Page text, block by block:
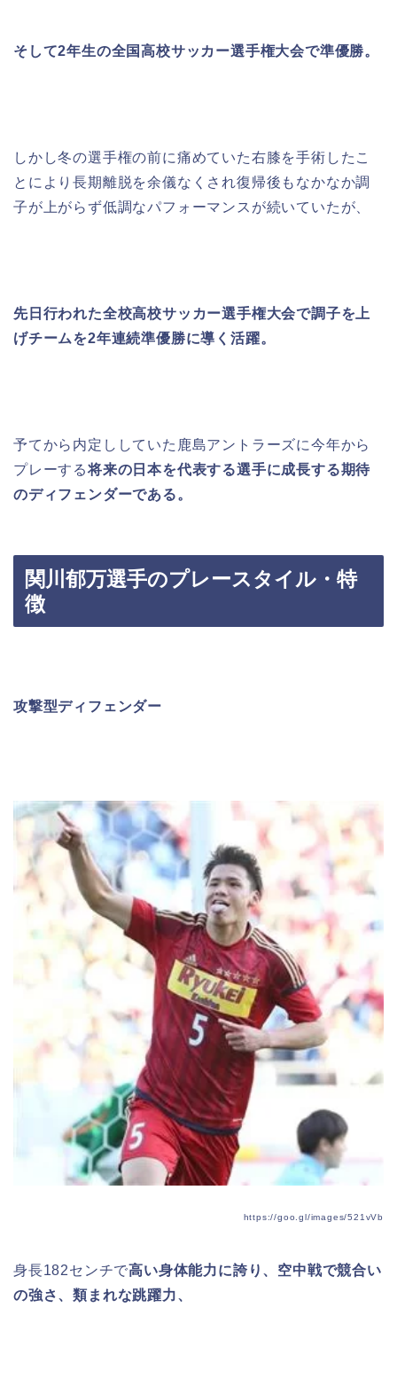
そして2年生の全国高校サッカー選手権大会で準優勝。
しかし冬の選手権の前に痛めていた右膝を手術したこ
とにより長期離脱を余儀なくされ復帰後もなかなか調
子が上がらず低調なパフォーマンスが続いていたが、
先日行われた全校高校サッカー選手権大会で調子を上
げチームを2年連続準優勝に導く活躍。
予てから内定ししていた鹿島アントラーズに今年から
プレーする将来の日本を代表する選手に成長する期待
のディフェンダーである。
関川郁万選手のプレースタイル・特
徴
攻撃型ディフェンダー
https://goo.gl/images/521vVb
身長182センチで高い身体能力に誇り、空中戦で競合い
の強さ、類まれな跳躍力、